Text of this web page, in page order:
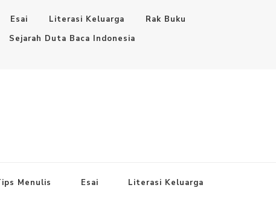
Esai Literasi Keluarga
Rak Buku
Sejarah Duta Baca Indonesia
Menulis Esai Literasi Keluarga